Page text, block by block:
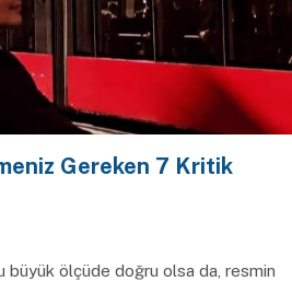
Gereken 7 Kritik
büyük ölçüde doğru olsa da, resmin